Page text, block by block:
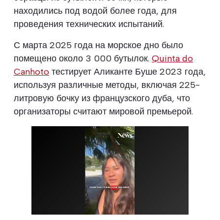
находились под водой более года, для
проведения технических испытаний.
С марта 2025 года на морское дно было
помещено около 3 000 бутылок. Quinta do
Canhoto тестирует Аликанте Буше 2023 года,
используя различные методы, включая 225-
литровую бочку из французского дуба, что
организаторы считают мировой премьерой.